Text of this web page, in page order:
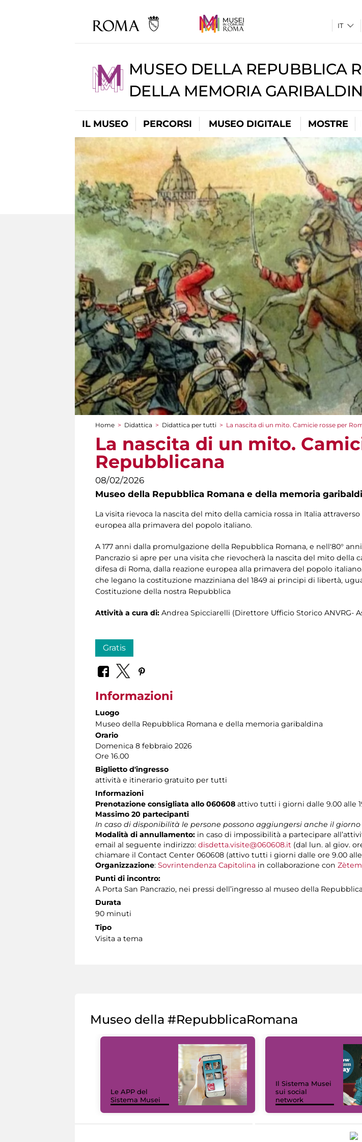
MUSEO DELLA REPUBBLICA
DELLA MEMORIA
IL MUSEO PERCORSI MUSEO DIGITALE MOSTRE
Tu sei qui
Home > Didattica > Didattica per tutti > La nascita di un mito. Camicie rosse per
La nascita di un mito.
Repubblicana
08/02/2026
Museo della Repubblica Romana e della memoria
La visita rievoca la nascita del mito della camicia rossa in Italia
europea alla primavera del popolo italiano.
A 177 anni dalla promulgazione della Repubblica Romana, e nell'80°
Pancrazio si apre per una visita che rievocherà la nascita del mito
difesa di Roma, dalla reazione europea alla primavera del popolo
che legano la costituzione mazziniana del 1849 ai principi di libertà,
Costituzione della nostra Repubblica
Attività a cura di: Andrea Spicciarelli (Direttore Ufficio Storico ANVRG-
Gratis
Informazioni
Luogo
Museo della Repubblica Romana e della memoria garibaldina
Orario
Domenica 8 febbraio 2026
Ore 16.00
Biglietto d'ingresso
attività e itinerario gratuito per tutti
Informazioni
Prenotazione consigliata allo 060608 attivo tutti i giorni dalle 9.00 alle
Massimo 20 partecipanti
In caso di disponibilità le persone possono aggiungersi anche il giorno
Modalità di annullamento: in caso di impossibilità a partecipare
email al seguente indirizzo: disdetta.visite@060608.it (dal lun. al giov.
chiamare il Contact Center 060608 (attivo tutti i giorni dalle ore 9.00 alle
Organizzazione: Sovrintendenza Capitolina in collaborazione con
Punti di incontro:
A Porta San Pancrazio, nei pressi dell’ingresso al museo della
Durata
90 minuti
Tipo
Visita a tema
Museo della #RepubblicaRomana
Le APP del
Sistema Musei
Il Sistema Musei
sui social
network